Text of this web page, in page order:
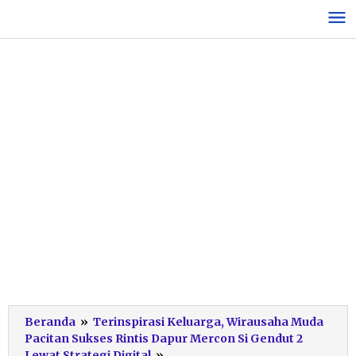
konten
Beranda » Terinspirasi Keluarga, Wirausaha Muda
Pacitan Sukses Rintis Dapur Mercon Si Gendut 2